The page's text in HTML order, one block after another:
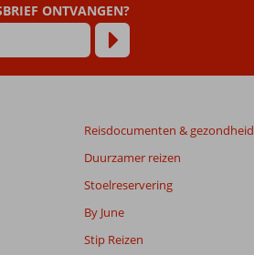
ONTVANGEN?
Reisdocumenten & gezondheid
Duurzamer reizen
Stoelreservering
By June
Stip Reizen